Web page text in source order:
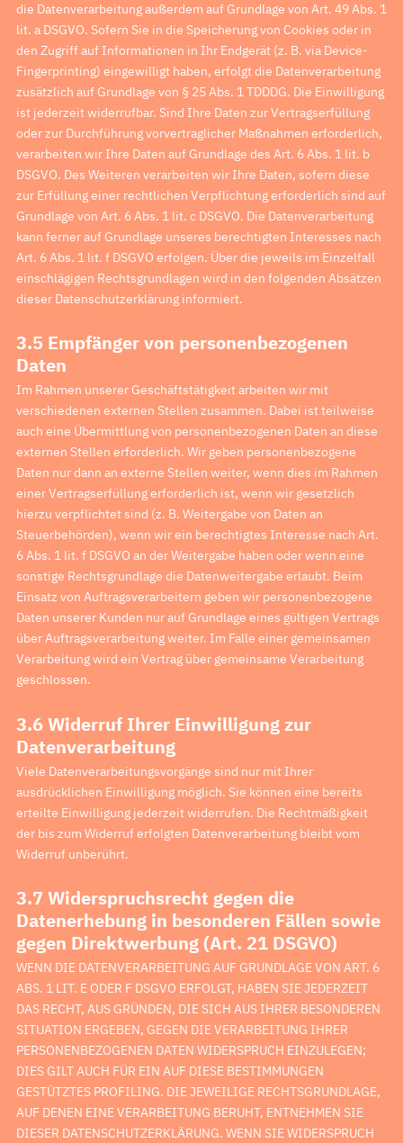
die Datenverarbeitung außerdem auf Grundlage von Art. 49 Abs. 1
lit. a DSGVO. Sofern Sie in die Speicherung von Cookies oder in
den Zugriff auf Informationen in Ihr Endgerät (z. B. via Device-
Fingerprinting) eingewilligt haben, erfolgt die Datenverarbeitung
zusätzlich auf Grundlage von § 25 Abs. 1 TDDDG. Die Einwilligung
ist jederzeit widerrufbar. Sind Ihre Daten zur Vertragserfüllung
oder zur Durchführung vorvertraglicher Maßnahmen erforderlich,
verarbeiten wir Ihre Daten auf Grundlage des Art. 6 Abs. 1 lit. b
DSGVO. Des Weiteren verarbeiten wir Ihre Daten, sofern diese
zur Erfüllung einer rechtlichen Verpflichtung erforderlich sind auf
Grundlage von Art. 6 Abs. 1 lit. c DSGVO. Die Datenverarbeitung
kann ferner auf Grundlage unseres berechtigten Interesses nach
Art. 6 Abs. 1 lit. f DSGVO erfolgen. Über die jeweils im Einzelfall
einschlägigen Rechtsgrundlagen wird in den folgenden Absätzen
dieser Datenschutzerklärung informiert.
3.5 Empfänger von personenbezogenen
Daten
Im Rahmen unserer Geschäftstätigkeit arbeiten wir mit
verschiedenen externen Stellen zusammen. Dabei ist teilweise
auch eine Übermittlung von personenbezogenen Daten an diese
externen Stellen erforderlich. Wir geben personenbezogene
Daten nur dann an externe Stellen weiter, wenn dies im Rahmen
einer Vertragserfüllung erforderlich ist, wenn wir gesetzlich
hierzu verpflichtet sind (z. B. Weitergabe von Daten an
Steuerbehörden), wenn wir ein berechtigtes Interesse nach Art.
6 Abs. 1 lit. f DSGVO an der Weitergabe haben oder wenn eine
sonstige Rechtsgrundlage die Datenweitergabe erlaubt. Beim
Einsatz von Auftragsverarbeitern geben wir personenbezogene
Daten unserer Kunden nur auf Grundlage eines gültigen Vertrags
über Auftragsverarbeitung weiter. Im Falle einer gemeinsamen
Verarbeitung wird ein Vertrag über gemeinsame Verarbeitung
geschlossen.
3.6 Widerruf Ihrer Einwilligung zur
Datenverarbeitung
Viele Datenverarbeitungsvorgänge sind nur mit Ihrer
ausdrücklichen Einwilligung möglich. Sie können eine bereits
erteilte Einwilligung jederzeit widerrufen. Die Rechtmäßigkeit
der bis zum Widerruf erfolgten Datenverarbeitung bleibt vom
Widerruf unberührt.
3.7 Widerspruchsrecht gegen die
Datenerhebung in besonderen Fällen sowie
gegen Direktwerbung (Art. 21 DSGVO)
WENN DIE DATENVERARBEITUNG AUF GRUNDLAGE VON ART. 6
ABS. 1 LIT. E ODER F DSGVO ERFOLGT, HABEN SIE JEDERZEIT
DAS RECHT, AUS GRÜNDEN, DIE SICH AUS IHRER BESONDEREN
SITUATION ERGEBEN, GEGEN DIE VERARBEITUNG IHRER
PERSONENBEZOGENEN DATEN WIDERSPRUCH EINZULEGEN;
DIES GILT AUCH FÜR EIN AUF DIESE BESTIMMUNGEN
GESTÜTZTES PROFILING. DIE JEWEILIGE RECHTSGRUNDLAGE,
AUF DENEN EINE VERARBEITUNG BERUHT, ENTNEHMEN SIE
DIESER DATENSCHUTZERKLÄRUNG. WENN SIE WIDERSPRUCH